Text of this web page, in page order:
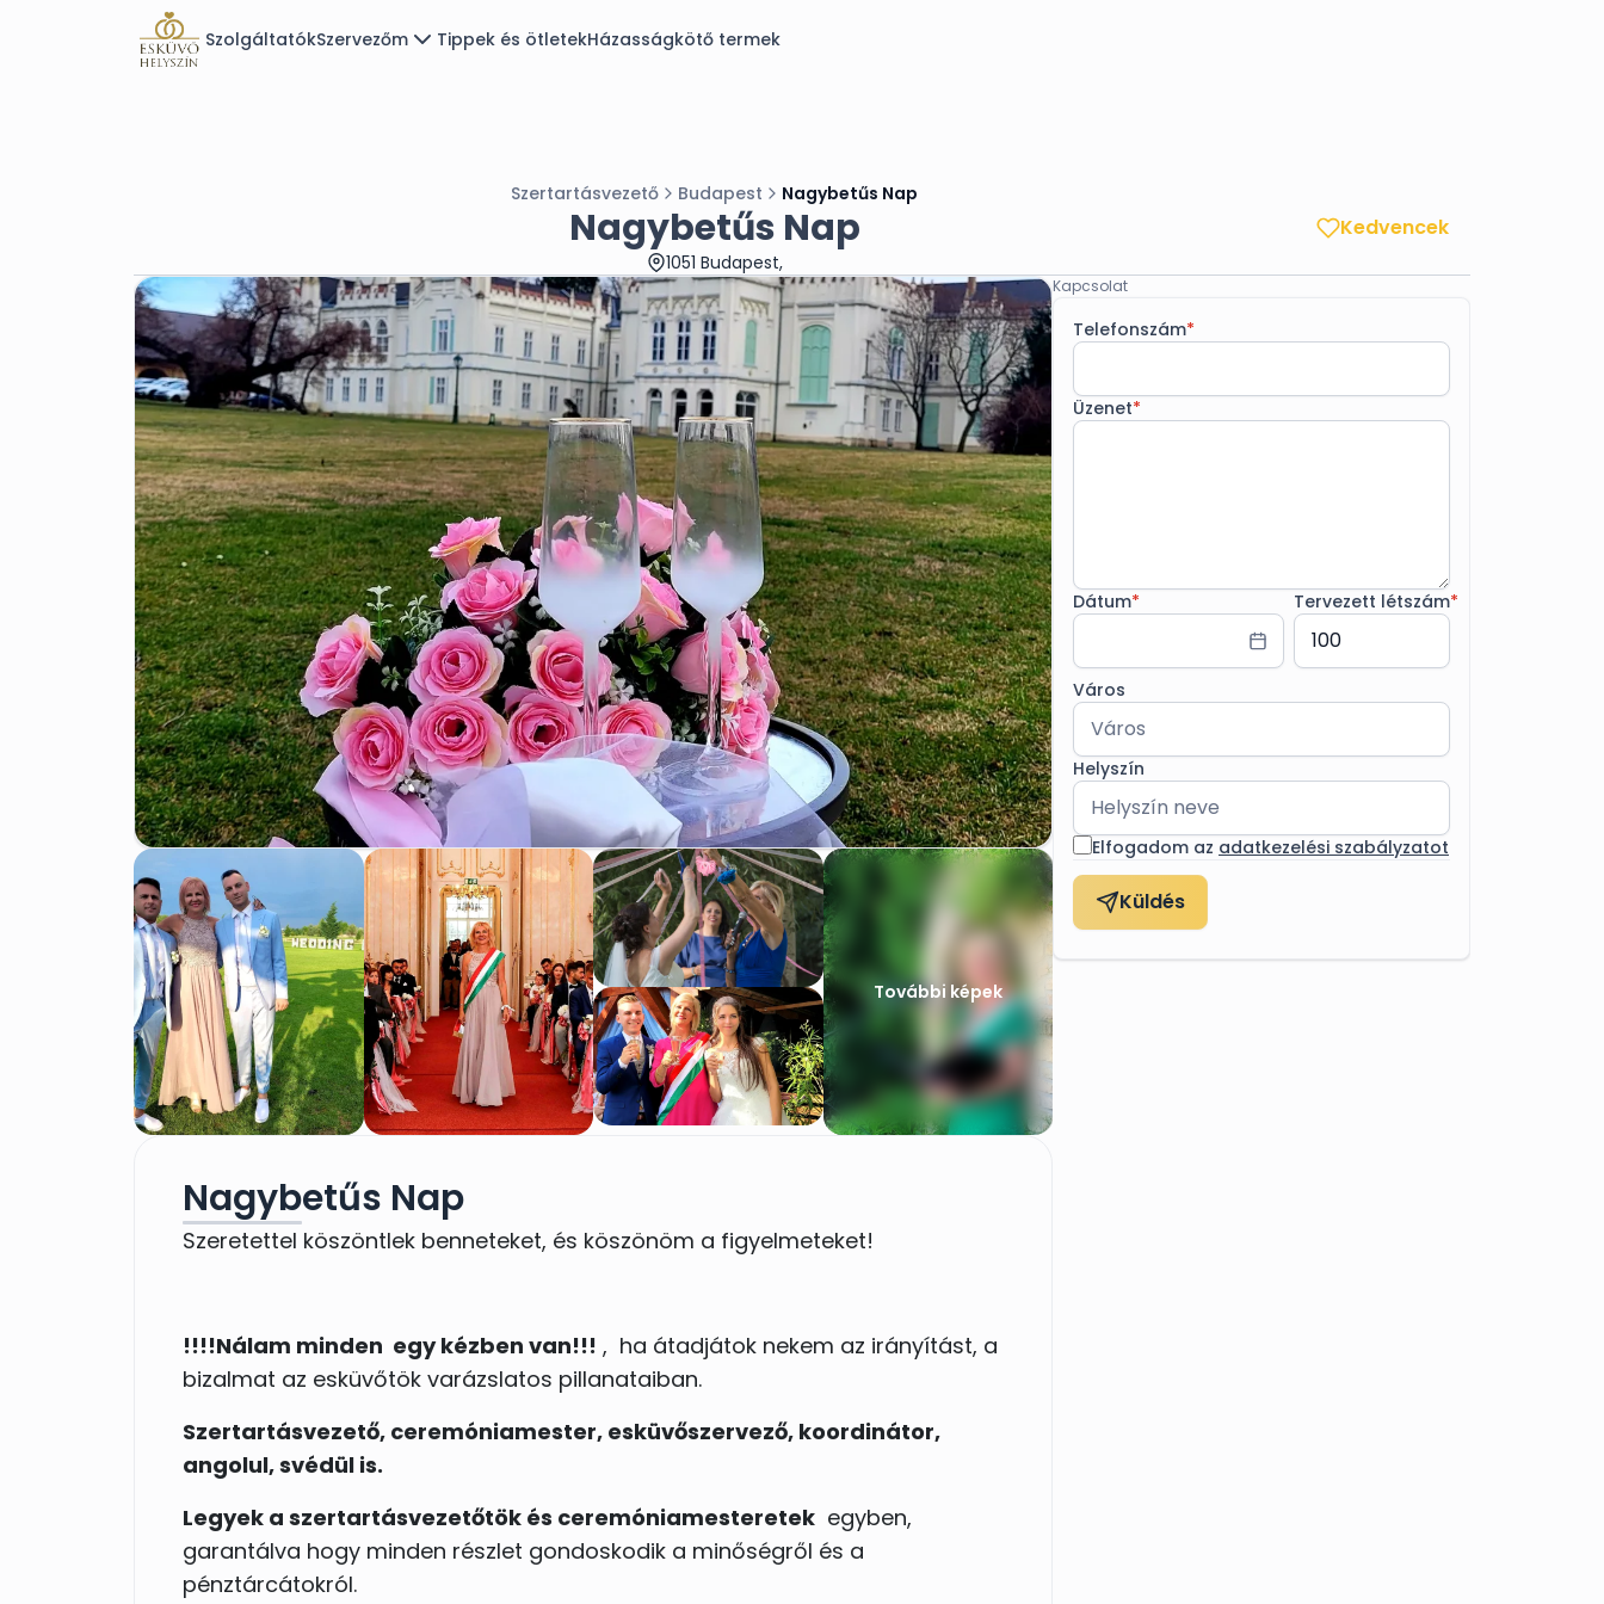
SzolgáltatókSzervezőm Tippek és ötletekHázasságkötő termek
Szertartásvezető Budapest Nagybetűs Nap
Nagybetűs Nap
1051 Budapest,
Kedvencek
További képek
Nagybetűs Nap
Szeretettel köszöntlek benneteket, és köszönöm a figyelmeteket!
!!!!Nálam minden egy kézben van!!! , ha átadjátok nekem az irányítást, a
bizalmat az esküvőtök varázslatos pillanataiban.
Szertartásvezető, ceremóniamester, esküvőszervező, koordinátor,
angolul, svédül is.
Legyek a szertartásvezetőtök és ceremóniamesteretek egyben,
garantálva hogy minden részlet gondoskodik a minőségről és a
pénztárcátokról.
Kapcsolat
Telefonszám*
Üzenet*
Dátum* Tervezett létszám*
Város
Helyszín
Elfogadom az adatkezelési szabályzatot
Küldés